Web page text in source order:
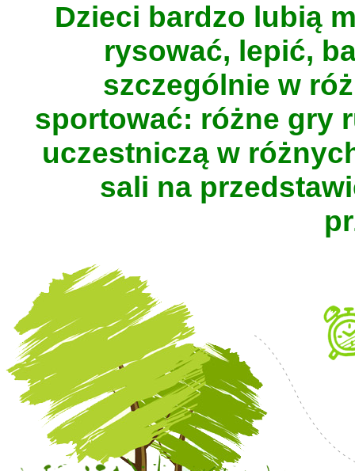
Dzieci bardzo lubią
rysować, lepić,
szczególnie w
sportować: różne gry
uczestniczą w
sali na